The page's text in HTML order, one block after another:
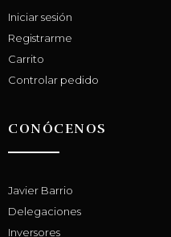
Iniciar sesión
Registrarme
Carrito
Controlar pedido
CONÓCENOS
Javier Barrio
Delegaciones
Inversores